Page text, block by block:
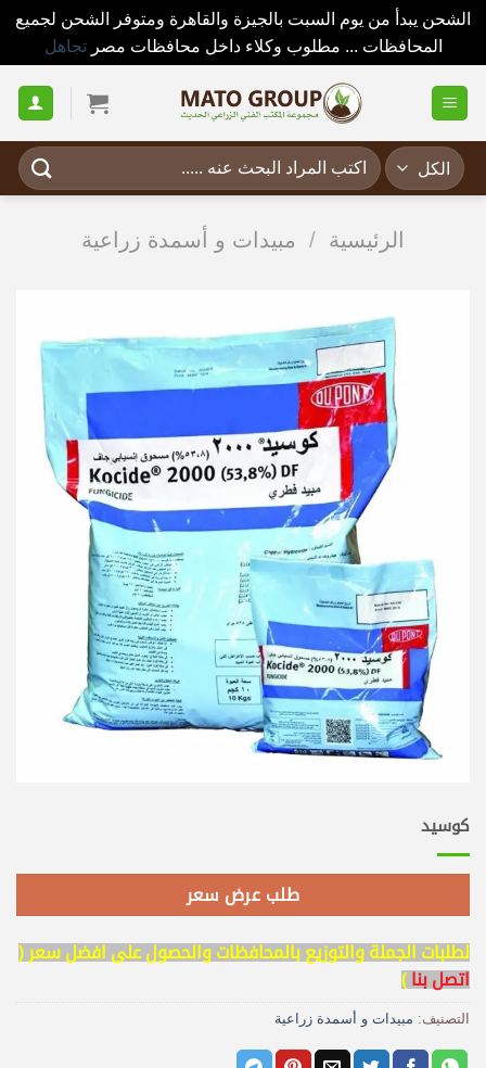
الشحن يبدأ من يوم السبت بالجيزة والقاهرة ومتوفر الشحن لجميع
المحافظات ... مطلوب وكلاء داخل محافظات مصرتجاهل
للمحتوى
البحث
عن:
الرئيسية / مبيدات و أسمدة زراعية
كوسيد
طلب عرض سعر
لطلبات الجملة والتوزيع بالمحافظات والحصول على افضل سعر (
اتصل بنا )
التصنيف: مبيدات و أسمدة زراعية